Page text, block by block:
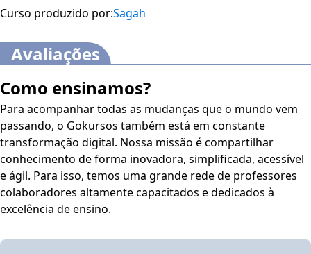
Curso produzido por:Sagah
Avaliações
Como ensinamos?
Para acompanhar todas as mudanças que o mundo vem
passando, o Gokursos também está em constante
transformação digital. Nossa missão é compartilhar
conhecimento de forma inovadora, simplificada, acessível
e ágil. Para isso, temos uma grande rede de professores
colaboradores altamente capacitados e dedicados à
excelência de ensino.